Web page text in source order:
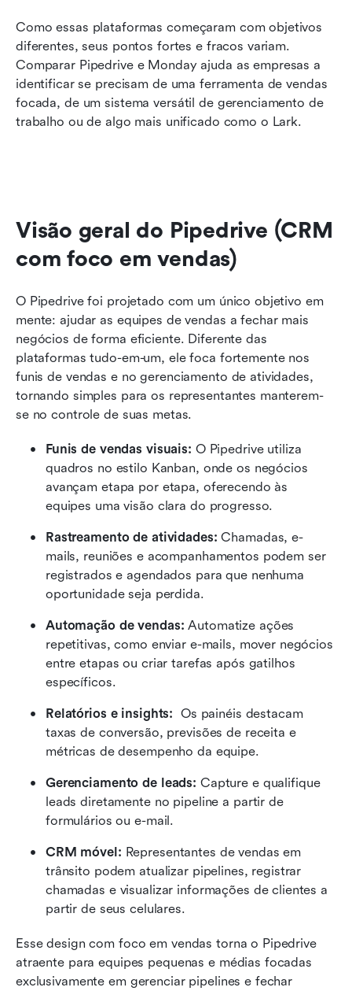
Como essas plataformas começaram com objetivos
diferentes, seus pontos fortes e fracos variam.
Comparar Pipedrive e Monday ajuda as empresas a
identificar se precisam de uma ferramenta de vendas
focada, de um sistema versátil de gerenciamento de
trabalho ou de algo mais unificado como o Lark.
Visão geral do Pipedrive (CRM
com foco em vendas)
O Pipedrive foi projetado com um único objetivo em
mente: ajudar as equipes de vendas a fechar mais
negócios de forma eficiente. Diferente das
plataformas tudo-em-um, ele foca fortemente nos
funis de vendas e no gerenciamento de atividades,
tornando simples para os representantes manterem-
se no controle de suas metas.
Funis de vendas visuais: O Pipedrive utiliza
quadros no estilo Kanban, onde os negócios
avançam etapa por etapa, oferecendo às
equipes uma visão clara do progresso.
Rastreamento de atividades: Chamadas, e-
mails, reuniões e acompanhamentos podem ser
registrados e agendados para que nenhuma
oportunidade seja perdida.
Automação de vendas: Automatize ações
repetitivas, como enviar e-mails, mover negócios
entre etapas ou criar tarefas após gatilhos
específicos.
Relatórios e insights: Os painéis destacam
taxas de conversão, previsões de receita e
métricas de desempenho da equipe.
Gerenciamento de leads: Capture e qualifique
leads diretamente no pipeline a partir de
formulários ou e-mail.
CRM móvel: Representantes de vendas em
trânsito podem atualizar pipelines, registrar
chamadas e visualizar informações de clientes a
partir de seus celulares.
Esse design com foco em vendas torna o Pipedrive
atraente para equipes pequenas e médias focadas
exclusivamente em gerenciar pipelines e fechar